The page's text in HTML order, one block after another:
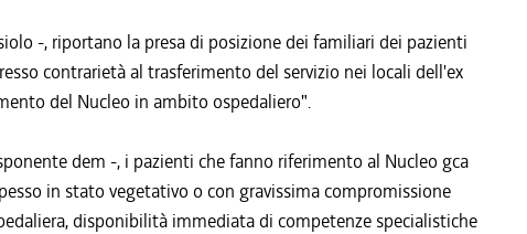
-, riportano la presa di posizione dei familiari dei pazienti
contrarietà al trasferimento del servizio nei locali dell'ex
del Nucleo in ambito ospedaliero".
dem -, i pazienti che fanno riferimento al Nucleo gca
in stato vegetativo o con gravissima compromissione
disponibilità immediata di competenze specialistiche